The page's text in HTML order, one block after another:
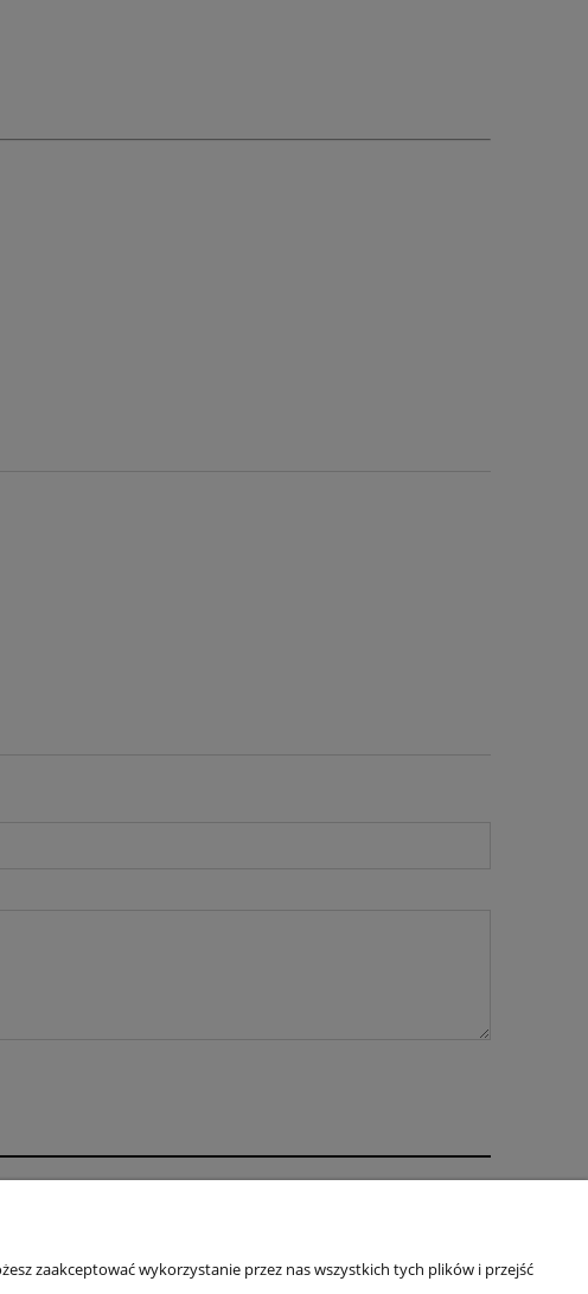
Kontakt
zaakceptować wykorzystanie przez nas wszystkich tych plików i przejść